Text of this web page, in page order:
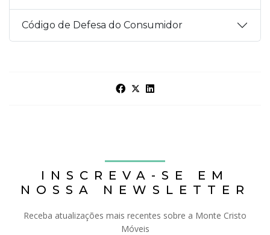
Código de Defesa do Consumidor
INSCREVA-SE EM
NOSSA NEWSLETTER
Receba atualizações mais recentes sobre a Monte Cristo
Móveis